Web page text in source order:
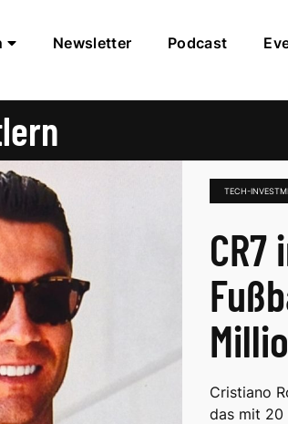
Newsletter Podcast
TECH-
Cristiano
das mit 20